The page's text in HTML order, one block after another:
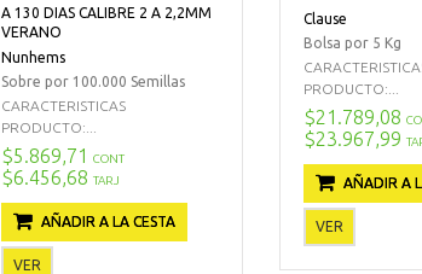
A 130 DIAS CALIBRE 2 A 2,2MM
VERANO
Nunhems
Sobre por 100.000 Semillas
CARACTERISTICAS
PRODUCTO:...
$5.869,71 CONT
$6.456,68 TARJ
AÑADIR A LA CESTA
VER
Clause
Bolsa por 5 Kg
PRODUCTO:...
$21.789,08
$23.967,99
AÑADIR A
VER